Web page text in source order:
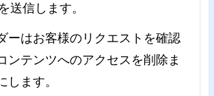
送信します。
ーはお客様のリクエストを確認
ンテンツへのアクセスを削除ま
します。